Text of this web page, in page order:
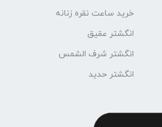
خرید ساعت نقره زنانه
انگشتر عقیق
انگشتر شرف الشمس
انگشتر حدید